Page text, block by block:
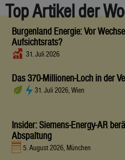
Top Artikel der
Burgenland Energie: Vor
Aufsichtsrats?
31. Juli 2026
Das 370-Millionen-Loch in der
31. Juli 2026, Wien
Insider: Siemens-Energy-AR
Abspaltung
5. August 2026, München